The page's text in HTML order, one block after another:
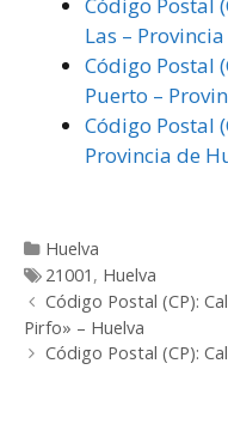
Código Postal
Las –
Código Postal
Puerto –
Código Postal
Provincia de
Categorías
Huelva
Etiquetas
21001 , Huelva
Post
navigation
Código Postal (CP):
Pirfo» – Huelva
Código Postal (CP):